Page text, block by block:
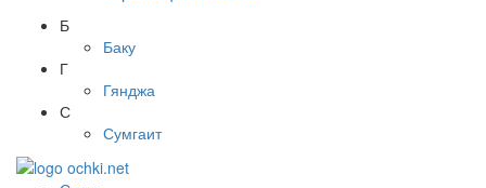
Б
Баку
Г
Гянджа
С
Сумгаит